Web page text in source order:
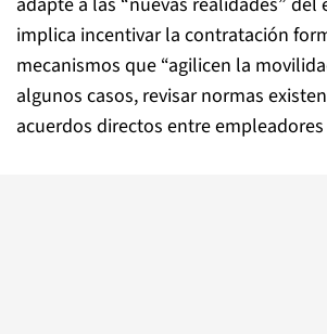
implica incentivar la contratación
mecanismos que “agilicen la
algunos casos, revisar normas
acuerdos directos entre